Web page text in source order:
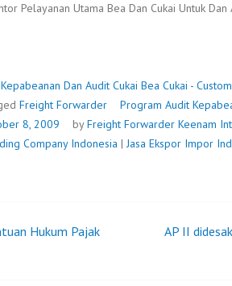
Pelayanan Utama Bea Dan Cukai Untuk
Dan Audit Cukai Bea Cukai -
Freight Forwarder
Program Audit
8, 2009 byFreight Forwarder Keenam
Company Indonesia |Jasa Ekspor Impor
Hukum Pajak
AP II